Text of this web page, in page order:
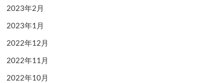
2023年2月
2023年1月
2022年12月
2022年11月
2022年10月